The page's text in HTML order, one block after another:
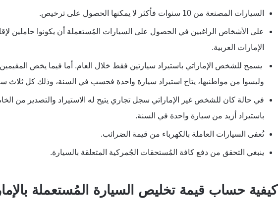
السيارات المصنعة من 10 سنوات فأكثر لا يمكنها الحصول على ترخيص.
الإمارات العربية.
وليسوا من مواطنيها، يتاح استيراد سيارة واحدة فحسب في السنة، وذلك كل ثلاث
باستيراد أزيد من سيارة واحدة في السنة.
تُعفى السيارات العاملة بالكهرباء من قيمة الضرائب.
ينبغي التحقق من دفع كافة المُستحقات الجُمركية المتعلقة بالسيارة.
كيفية حساب قيمة تخليص السيارة المُستعملة